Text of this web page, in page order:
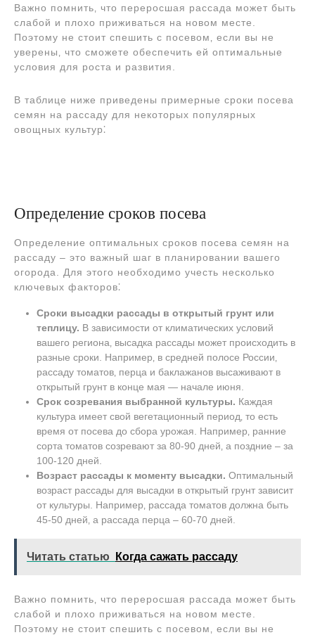
Важно помнить‚ что переросшая рассада может быть
слабой и плохо приживаться на новом месте.
Поэтому не стоит спешить с посевом‚ если вы не
уверены‚ что сможете обеспечить ей оптимальные
условия для роста и развития.
В таблице ниже приведены примерные сроки посева
семян на рассаду для некоторых популярных
овощных культур⁚
Определение сроков посева
Определение оптимальных сроков посева семян на
рассаду – это важный шаг в планировании вашего
огорода. Для этого необходимо учесть несколько
ключевых факторов⁚
Сроки высадки рассады в открытый грунт или
теплицу. В зависимости от климатических условий
вашего региона‚ высадка рассады может происходить в
разные сроки. Например‚ в средней полосе России‚
рассаду томатов‚ перца и баклажанов высаживают в
открытый грунт в конце мая ― начале июня.
Срок созревания выбранной культуры. Каждая
культура имеет свой вегетационный период‚ то есть
время от посева до сбора урожая. Например‚ ранние
сорта томатов созревают за 80-90 дней‚ а поздние – за
100-120 дней.
Возраст рассады к моменту высадки. Оптимальный
возраст рассады для высадки в открытый грунт зависит
от культуры. Например‚ рассада томатов должна быть
45-50 дней‚ а рассада перца – 60-70 дней.
Читать статью Когда сажать рассаду
Важно помнить‚ что переросшая рассада может быть
слабой и плохо приживаться на новом месте.
Поэтому не стоит спешить с посевом‚ если вы не